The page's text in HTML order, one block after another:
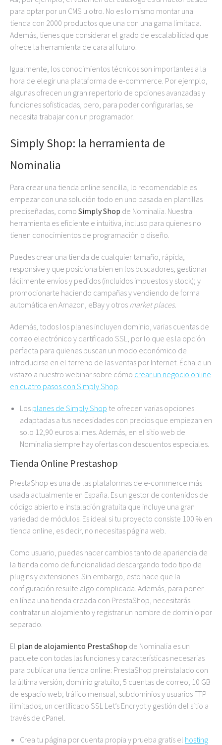
para optar por un CMS u otro. No es lo mismo montar una
tienda con 2000 productos que una con una gama limitada.
Además, tienes que considerar el grado de escalabilidad que
ofrece la herramienta de cara al futuro.
Igualmente, los conocimientos técnicos son importantes a la
hora de elegir una plataforma de e-commerce. Por ejemplo,
algunas ofrecen un gran repertorio de opciones avanzadas y
funciones sofisticadas, pero, para poder configurarlas, se
necesita trabajar con un programador.
Simply Shop: la herramienta de
Nominalia
Para crear una tienda online sencilla, lo recomendable es
empezar con una solución todo en uno basada en plantillas
prediseñadas, como Simply Shop de Nominalia. Nuestra
herramienta es eficiente e intuitiva, incluso para quienes no
tienen conocimientos de programación o diseño.
Puedes crear una tienda de cualquier tamaño, rápida,
responsive y que posiciona bien en los buscadores; gestionar
fácilmente envíos y pedidos (incluidos impuestos y stock); y
promocionarte haciendo campañas y vendiendo de forma
automática en Amazon, eBay y otros market places.
Además, todos los planes incluyen dominio, varias cuentas de
correo electrónico y certificado SSL, por lo que es la opción
perfecta para quienes buscan un modo económico de
introducirse en el terreno de las ventas por Internet. Échale un
vistazo a nuestro webinar sobre cómo crear un negocio online
en cuatro pasos con Simply Shop.
Los planes de Simply Shop te ofrecen varias opciones
adaptadas a tus necesidades con precios que empiezan en
solo 12,90 euros al mes. Además, en el sitio web de
Nominalia siempre hay ofertas con descuentos especiales.
Tienda Online Prestashop
PrestaShop es una de las plataformas de e-commerce más
usada actualmente en España. Es un gestor de contenidos de
código abierto e instalación gratuita que incluye una gran
variedad de módulos. Es ideal si tu proyecto consiste 100 % en
tienda online, es decir, no necesitas página web.
Como usuario, puedes hacer cambios tanto de apariencia de
la tienda como de funcionalidad descargando todo tipo de
plugins y extensiones. Sin embargo, esto hace que la
configuración resulte algo complicada. Además, para poner
en línea una tienda creada con PrestaShop, necesitarás
contratar un alojamiento y registrar un nombre de dominio por
separado.
El plan de alojamiento PrestaShop de Nominalia es un
paquete con todas las funciones y características necesarias
para publicar una tienda online: PrestaShop preinstalado con
la última versión; dominio gratuito; 5 cuentas de correo; 10 GB
de espacio web; tráfico mensual, subdominios y usuarios FTP
ilimitados; un certificado SSL Let’s Encrypt y gestión del sitio a
través de cPanel.
Crea tu página por cuenta propia y prueba gratis el hosting